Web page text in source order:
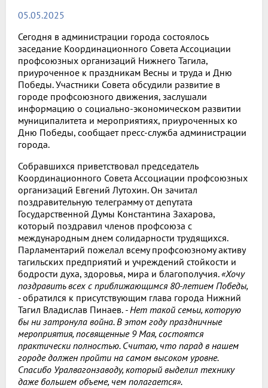
05.05.2025
Сегодня в администрации города состоялось
заседание Координационного Совета Ассоциации
профсоюзных организаций Нижнего Тагила,
приуроченное к праздникам Весны и труда и Дню
Победы. Участники Совета обсудили развитие в
городе профсоюзного движения, заслушали
информацию о социально-экономическом развитии
муниципалитета и мероприятиях, приуроченных ко
Дню Победы, сообщает пресс-служба администрации
города.
Собравшихся приветствовал председатель
Координационного Совета Ассоциации профсоюзных
организаций Евгений Лутохин. Он зачитал
поздравительную телеграмму от депутата
Государственной Думы Константина Захарова,
который поздравил членов профсоюза с
международным днем солидарности трудящихся.
Парламентарий пожелал всему профсоюзному активу
тагильских предприятий и учреждений стойкости и
бодрости духа, здоровья, мира и благополучия.«Хочу
поздравить всех с приближающимся 80-летием Победы,
-обратился к присутствующим глава города Нижний
Тагил Владислав Пинаев. - Нет такой семьи, которую
бы ни затронула война. В этом году праздничные
мероприятия, посвященные 9 Мая, состоятся
практически полностью. Считаю, что парад в нашем
городе должен пройти на самом высоком уровне.
Спасибо Уралвагонзаводу, который выделил технику
даже большем объеме, чем полагается».